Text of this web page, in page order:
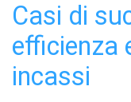
Casi di
efficienza
incassi